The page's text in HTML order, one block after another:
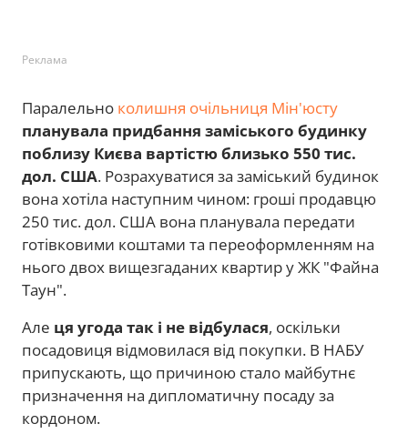
Реклама
Паралельно колишня очільниця Мін'юсту
планувала придбання заміського будинку
поблизу Києва вартістю близько 550 тис.
дол. США. Розрахуватися за заміський будинок
вона хотіла наступним чином: гроші продавцю
250 тис. дол. США вона планувала передати
готівковими коштами та переоформленням на
нього двох вищезгаданих квартир у ЖК "Файна
Таун".
Але ця угода так і не відбулася, оскільки
посадовиця відмовилася від покупки. В НАБУ
припускають, що причиною стало майбутнє
призначення на дипломатичну посаду за
кордоном.